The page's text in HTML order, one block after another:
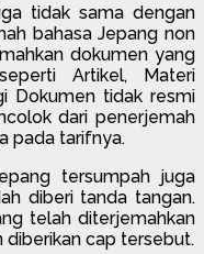
tidak sama dengan
bahasa Jepang non
dokumen yang
Artikel, Materi
Dokumen tidak resmi
dari penerjemah
pada tarifnya.
tersumpah juga
diberi tanda tangan.
telah diterjemahkan
diberikan cap tersebut.